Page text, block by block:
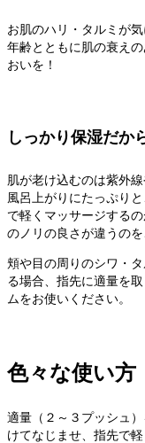
お肌のハリ・タルミが
年齢とともに肌の衰え
おいを！
しっかり保湿だか
肌が老け込むのは紫外
風呂上がりにたっぷり
で軽くマッサージする
のノリの良さが違うの
頬や目の周りのシワ・
る場合、指先に適量を
ムをお使いください。
色々な使い方
適量（２～３プッシュ
けてなじませ、指先で